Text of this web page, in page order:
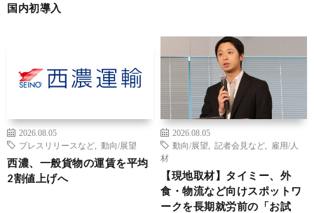
国内初導入
2026.08.05
プレスリリースなど
動向/展望
西濃、一般貨物の運賃を平均
2割値上げへ
2026.08.05
動向/展望
記者会見など
雇用/人
材
【現地取材】タイミー、外
食・物流など向けスポットワ
ークを長期就労前の「お試